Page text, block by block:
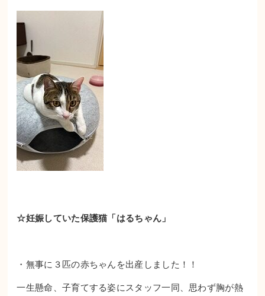
☆妊娠していた保護猫「はるちゃん」
・無事に３匹の赤ちゃんを出産しました！！
一生懸命、子育てする姿にスタッフ一同、思わず胸が熱